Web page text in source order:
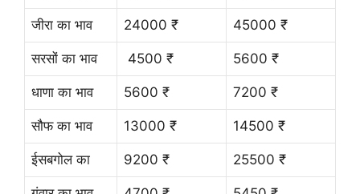
जीरा का भाव 24000 ₹ 45000 ₹
सरसों का भाव 4500 ₹ 5600 ₹
धाणा का भाव 5600 ₹ 7200 ₹
सौफ का भाव 13000 ₹ 14500 ₹
ईसबगोल का 9200 ₹ 25500 ₹